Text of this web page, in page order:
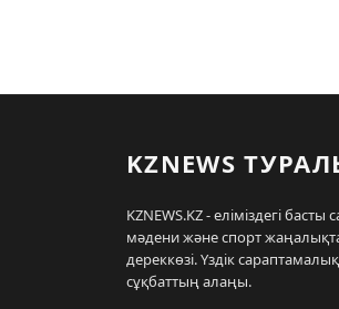
KZNEWS
KZNEWS.KZ - еліміздегі
мәдени және спорт
дереккөзі. Үздік
сұқбаттың алаңы.